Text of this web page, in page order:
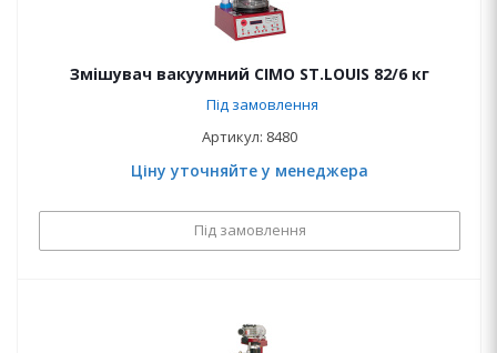
Змішувач вакуумний CIMO ST.LOUIS 82/6 кг
Під замовлення
Артикул: 8480
Ціну уточняйте у менеджера
Під замовлення